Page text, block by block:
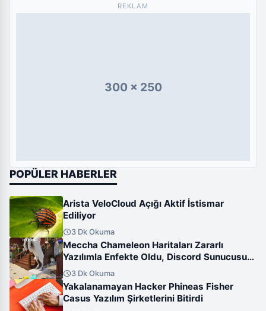
REKLAM
300 x 250
POPÜLER HABERLER
Arista VeloCloud Açığı Aktif İstismar
Ediliyor
schedule3 Dk Okuma
Meccha Chameleon Haritaları Zararlı
Yazılımla Enfekte Oldu, Discord Sunucusu
Hacklendi
schedule3 Dk Okuma
Yakalanamayan Hacker Phineas Fisher
Casus Yazılım Şirketlerini Bitirdi